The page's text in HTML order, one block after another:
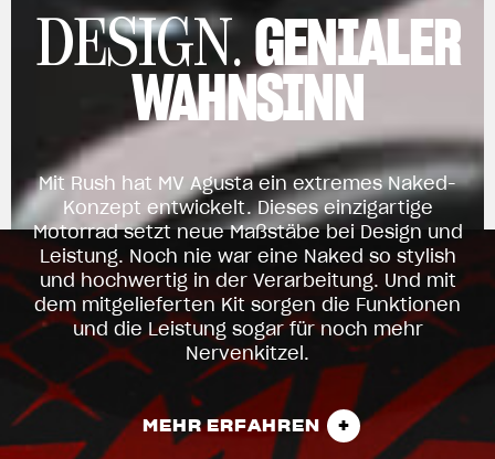
DESIGN. GENIALER
WAHNSINN
Mit Rush hat MV Agusta ein extremes Naked-
Konzept entwickelt. Dieses einzigartige
Motorrad setzt neue Maßstäbe bei Design und
Leistung. Noch nie war eine Naked so stylish
und hochwertig in der Verarbeitung. Und mit
dem mitgelieferten Kit sorgen die Funktionen
und die Leistung sogar für noch mehr
Nervenkitzel.
MEHR ERFAHREN